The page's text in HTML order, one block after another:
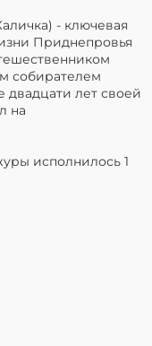
- ключевая
Приднепровья
собирателем
двадцати лет своей
на
исполнилось 1